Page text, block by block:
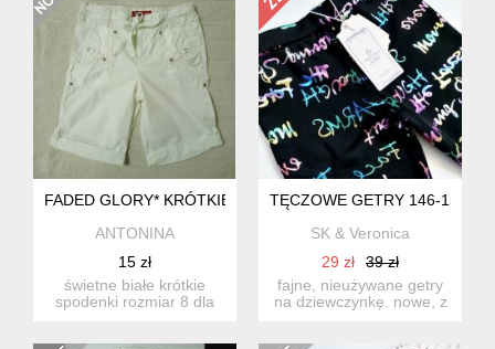
FADED GLORY* KRÓTKIE BIAŁE SPODENKI DLA
ANTONINA
15 zł
świetne białe krótkie
spodenki rozmiar 8 dla
TĘCZOWE GETRY 146-158,
SK & Veronica
29 zł
39 zł
fajne, nieużywane getry
na dziewczynkę. nowe, z